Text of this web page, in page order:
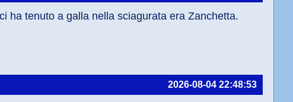
ha tenuto a galla nella sciagurata era Zanchetta.
2026-08-04 22:48:53